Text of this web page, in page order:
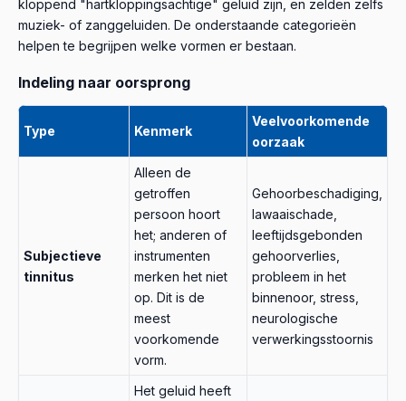
kloppend "hartkloppingsachtige" geluid zijn, en zelden zelfs
muziek- of zanggeluiden. De onderstaande categorieën
helpen te begrijpen welke vormen er bestaan.
Indeling naar oorsprong
Type Kenmerk
Veelvoorkomende
oorzaak
Subjectieve
tinnitus
Alleen de
getroffen
persoon hoort
het; anderen of
instrumenten
merken het niet
op. Dit is de
meest
voorkomende
vorm.
Gehoorbeschadiging,
lawaaischade,
leeftijdsgebonden
gehoorverlies,
probleem in het
binnenoor, stress,
neurologische
verwerkingsstoornis
Het geluid heeft